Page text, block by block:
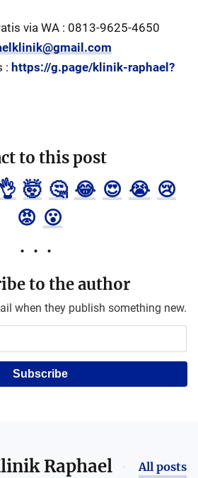
via WA : 0813-9625-4650
: https://g.page/klinik-raphael?
to this post
👌 🤯 🤔 😂 😍 😭 😢
😡 😮
to the author
when they publish something new.
Subscribe
Raphael All posts